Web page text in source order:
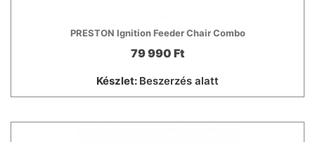
PRESTON Ignition Feeder Chair Combo
79 990 Ft
Készlet: Beszerzés alatt